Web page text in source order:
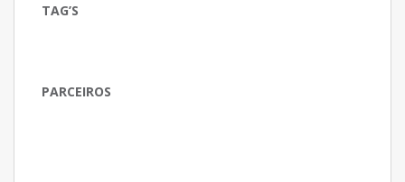
TAG’S
PARCEIROS